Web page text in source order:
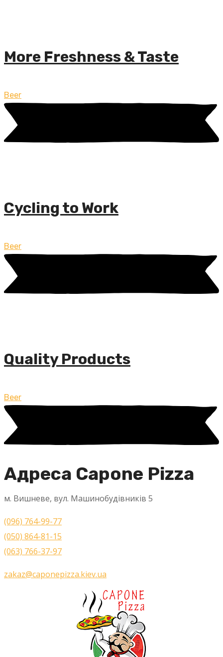
More Freshness & Taste
Beer
Cycling to Work
Beer
Quality Products
Beer
Адреса Capone Pizza
м. Вишневе, вул. Машинобудівників 5
(096) 764-99-77
(050) 864-81-15
(063) 766-37-97
zakaz@caponepizza.kiev.ua